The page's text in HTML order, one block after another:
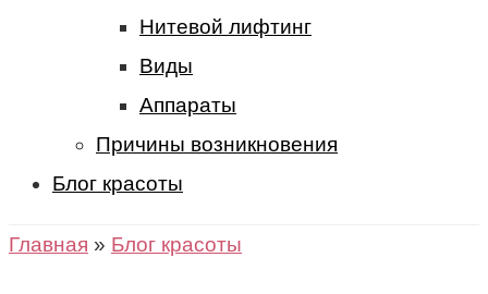
Нитевой лифтинг
Виды
Аппараты
Причины возникновения
Блог красоты
Главная » Блог красоты